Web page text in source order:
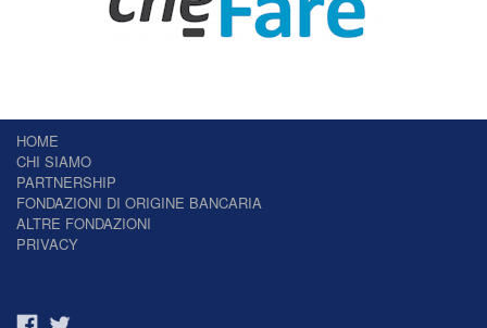
HOME
CHI SIAMO
PARTNERSHIP
FONDAZIONI DI ORIGINE BANCARIA
ALTRE FONDAZIONI
PRIVACY